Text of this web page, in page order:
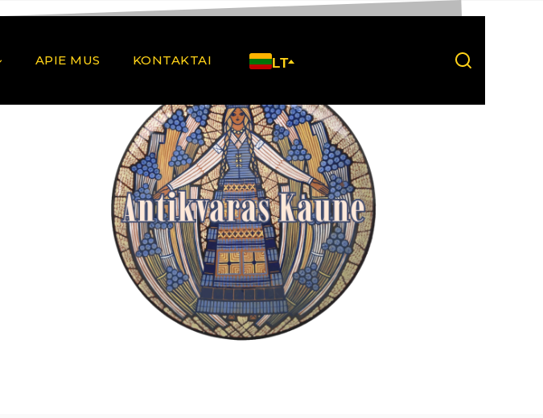
APIE MUS KONTAKTAI LT